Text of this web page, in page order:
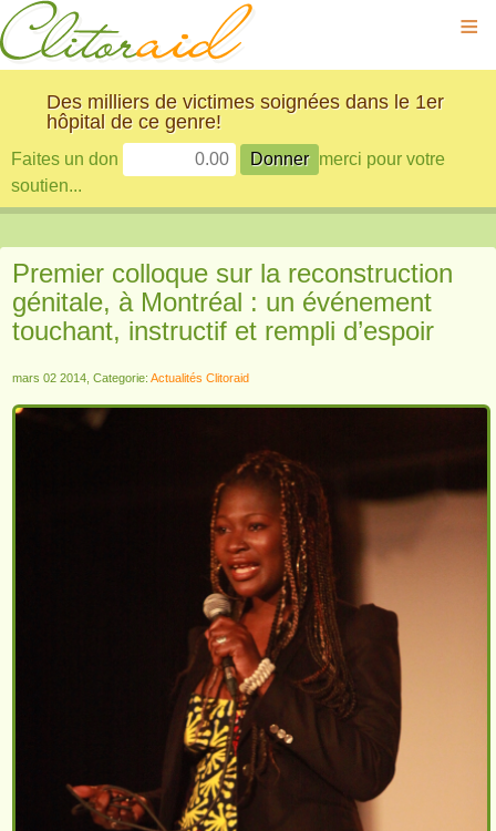
≡
Des milliers de victimes soignées dans le 1er
hôpital de ce genre!
Faites un don
merci pour votre
soutien...
Premier colloque sur la reconstruction
génitale, à Montréal : un événement
touchant, instructif et rempli d’espoir
mars 02 2014, Categorie: Actualités Clitoraid